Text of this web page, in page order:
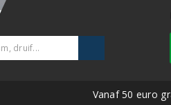
Vanaf 50 euro